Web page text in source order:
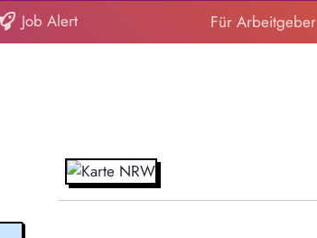
Job Alert Für Arbeitgeber